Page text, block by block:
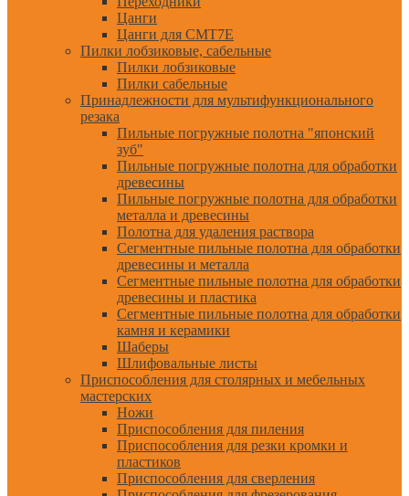
Цанги
Цанги для CMT7E
Пилки лобзиковые, сабельные
Пилки лобзиковые
Пилки сабельные
Принадлежности для мультифункционального
резака
Пильные погружные полотна "японский
зуб"
Пильные погружные полотна для обработки
древесины
Пильные погружные полотна для обработки
металла и древесины
Полотна для удаления раствора
Сегментные пильные полотна для обработки
древесины и металла
Сегментные пильные полотна для обработки
древесины и пластика
Сегментные пильные полотна для обработки
камня и керамики
Шаберы
Шлифовальные листы
Приспособления для столярных и мебельных
мастерских
Ножи
Приспособления для пиления
Приспособления для резки кромки и
пластиков
Приспособления для сверления